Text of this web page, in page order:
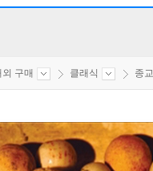
외 구매 클래식 종